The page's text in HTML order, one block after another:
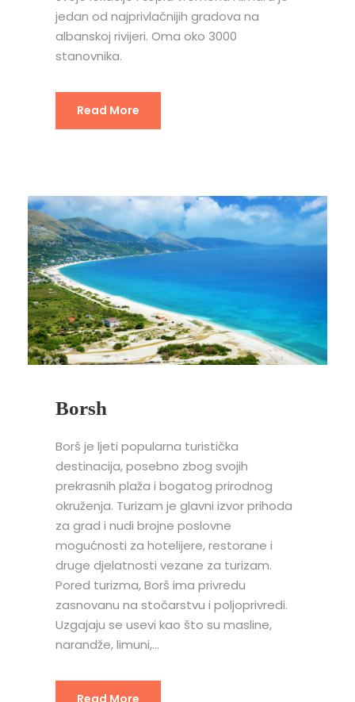
jedan od najprivlačnijih gradova na
albanskoj rivijeri. Oma oko 3000
stanovnika.
Read More
Borsh
Borš je ljeti popularna turistička
destinacija, posebno zbog svojih
prekrasnih plaža i bogatog prirodnog
okruženja. Turizam je glavni izvor prihoda
za grad i nudi brojne poslovne
mogućnosti za hotelijere, restorane i
druge djelatnosti vezane za turizam.
Pored turizma, Borš ima privredu
zasnovanu na stočarstvu i poljoprivredi.
Uzgajaju se usevi kao što su masline,
narandže, limuni,...
Read More